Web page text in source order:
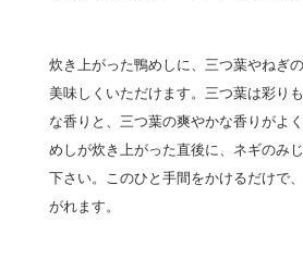
炊き上がった鴨めしに、三つ葉やねぎ
美味しくいただけます。三つ葉は彩り
な香りと、三つ葉の爽やかな香りがよ
めしが炊き上がった直後に、ネギのみ
下さい。このひと手間をかけるだけで
がれます。